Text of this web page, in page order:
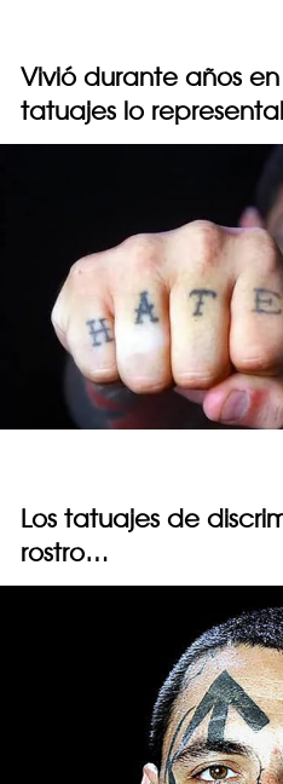
Vivió durante años
tatuajes lo
Los tatuajes de
rostro…